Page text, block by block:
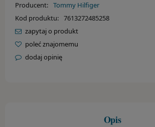
Oakley
Producent: Tommy Hilfiger
Kod produktu: 7613272485258
zapytaj o produkt
poleć znajomemu
dodaj opinię
Opis